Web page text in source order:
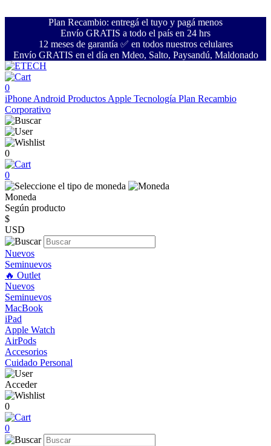
Plan Recambio: entregá el tuyo y pagá menos
Envío GRATIS a todo el país en 24 hrs
12 meses de garantía ✅ en todos nuestros celulares
Envío GRATIS en el día en Mdeo, Salto, Paysandú, Maldonado
0
iPhone Android Productos Apple Tecnología Plan Recambio
Corporativo
0
0
Moneda
Según producto
$
USD
Nuevos
Seminuevos
🔥 Outlet
Nuevos
Seminuevos
MacBook
iPad
Apple Watch
AirPods
Accesorios
Cuidado Personal
Acceder
0
0